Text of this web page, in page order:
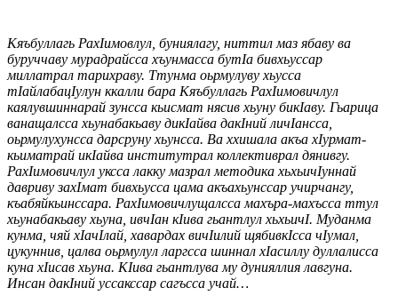
Кяъбуллагь РахIимовлул, буниялагу, ниттил маз ябаву ва
буруччаву мурадрайсса хъунмасса бутIа бивхьуссар
миллатрал тарихраву. Ттунма оьрмулуву хьусса
тIайлабацIулун ккалли бара Кяъбуллагь РахIимовичлул
каялувшиннарай зунсса кьисмат нясив хьуну бикIаву. Гьарица
ванащалсса хьунабакьаву дикIайва дакIний личIансса,
оьрмулухунсса дарсруну хьунсса. Ва ххишала акъа хIурмат-
кьиматрай икIайва институтрал коллективрал дянивгу.
РахIимовичлул уксса лакку мазрал методика хьхьичIуннай
давриву захIмат бивхьусса цама акъахьунссар учирчангу,
къабяйкьинссара. РахIимовичлущалсса махъра-махъсса ттул
хьунабакьаву хьуна, ивчIан кIива гьантлул хьхьичI. Муданма
кунма, чяй хIачIлай, хавардах вичIилий щябивкIсса чIумал,
цукуннив, цалва оьрмулул ларгсса шиннал хIасиллу дуллалисса
куна хIисав хьуна. КIива гьантлува му дунияллия лавгуна.
Инсан дакIний уссакссар сагъсса учай…